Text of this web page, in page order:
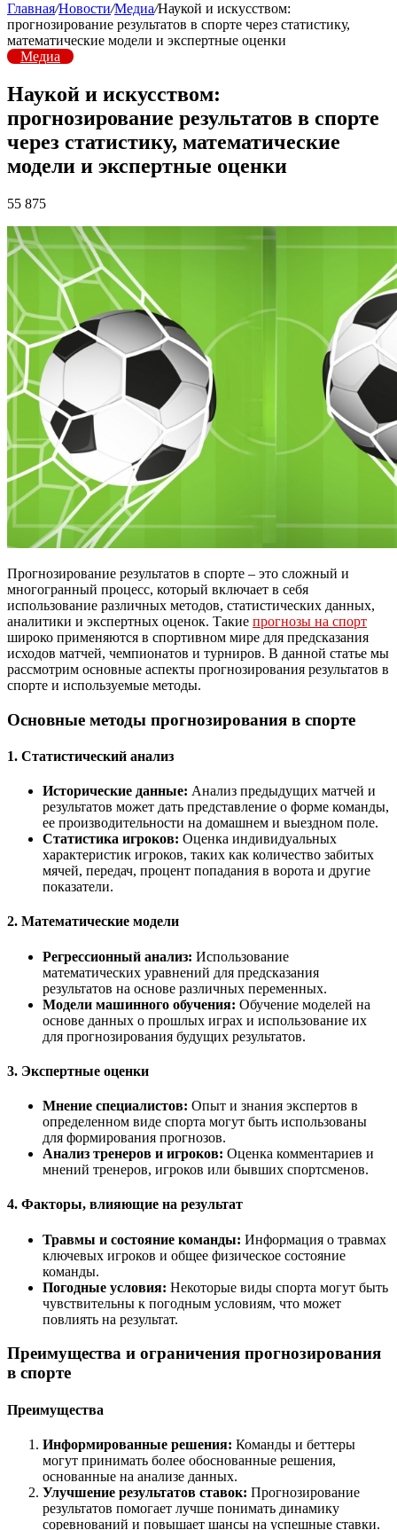
Главная/Новости/Медиа/Наукой и искусством:
прогнозирование результатов в спорте через статистику,
математические модели и экспертные оценки
Медиа
Наукой и искусством:
прогнозирование результатов в спорте
через статистику, математические
модели и экспертные оценки
55 875
Прогнозирование результатов в спорте – это сложный и
многогранный процесс, который включает в себя
использование различных методов, статистических данных,
аналитики и экспертных оценок. Такие прогнозы на спорт
широко применяются в спортивном мире для предсказания
исходов матчей, чемпионатов и турниров. В данной статье мы
рассмотрим основные аспекты прогнозирования результатов в
спорте и используемые методы.
Основные методы прогнозирования в спорте
1. Статистический анализ
Исторические данные: Анализ предыдущих матчей и
результатов может дать представление о форме команды,
ее производительности на домашнем и выездном поле.
Статистика игроков: Оценка индивидуальных
характеристик игроков, таких как количество забитых
мячей, передач, процент попадания в ворота и другие
показатели.
2. Математические модели
Регрессионный анализ: Использование
математических уравнений для предсказания
результатов на основе различных переменных.
Модели машинного обучения: Обучение моделей на
основе данных о прошлых играх и использование их
для прогнозирования будущих результатов.
3. Экспертные оценки
Мнение специалистов: Опыт и знания экспертов в
определенном виде спорта могут быть использованы
для формирования прогнозов.
Анализ тренеров и игроков: Оценка комментариев и
мнений тренеров, игроков или бывших спортсменов.
4. Факторы, влияющие на результат
Травмы и состояние команды: Информация о травмах
ключевых игроков и общее физическое состояние
команды.
Погодные условия: Некоторые виды спорта могут быть
чувствительны к погодным условиям, что может
повлиять на результат.
Преимущества и ограничения прогнозирования
в спорте
Преимущества
Информированные решения: Команды и беттеры
могут принимать более обоснованные решения,
основанные на анализе данных.
Улучшение результатов ставок: Прогнозирование
результатов помогает лучше понимать динамику
соревнований и повышает шансы на успешные ставки.